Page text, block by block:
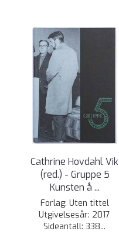
Cathrine Hovdahl Vik
(red.) - Gruppe 5
Kunsten å ...
Forlag: Uten tittel
Utgivelsesår: 2017
Sideantall: 338...